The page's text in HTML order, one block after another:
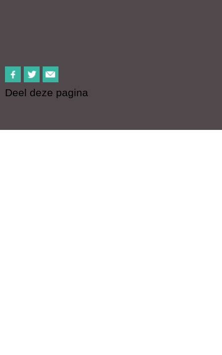
Deel deze pagina